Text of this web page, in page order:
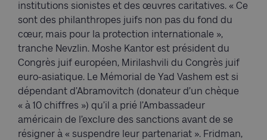
institutions sionistes et des œuvres caritatives. « Ce
sont des philanthropes juifs non pas du fond du
cœur, mais pour la protection internationale »,
tranche Nevzlin. Moshe Kantor est président du
Congrès juif européen, Mirilashvili du Congrès juif
euro-asiatique. Le Mémorial de Yad Vashem est si
dépendant d’Abramovitch (donateur d’un chèque
« à 10 chiffres ») qu’il a prié l’Ambassadeur
américain de l’exclure des sanctions avant de se
résigner à « suspendre leur partenariat ». Fridman,